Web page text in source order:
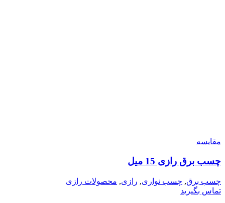
مقایسه
چسب برق رازی 15 میل
چسب برق, چسب نواری, رازی, محصولات رازی
تماس بگیرید